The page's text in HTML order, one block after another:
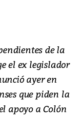
de la
el ex legislador
ayer en
que piden la
apoyo a Colón